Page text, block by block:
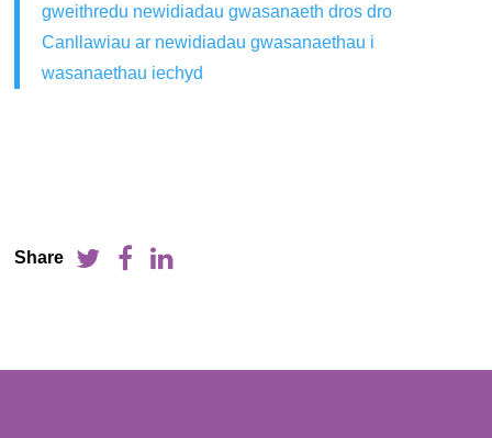
gweithredu newidiadau gwasanaeth dros dro
Canllawiau ar newidiadau gwasanaethau i
wasanaethau iechyd
Share